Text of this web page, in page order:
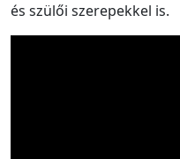
és szülői szerepekkel is.